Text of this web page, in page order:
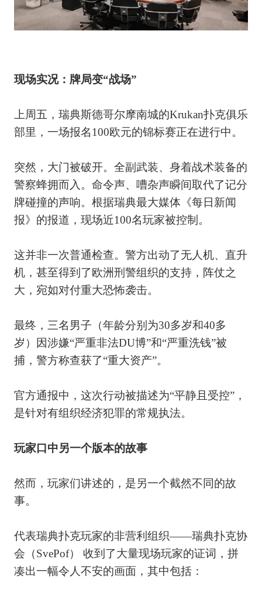
现场实况：牌局变“战场”
上周五，瑞典斯德哥尔摩南城的Krukan扑克俱乐
部里，一场报名100欧元的锦标赛正在进行中。
突然，大门被破开。全副武装、身着战术装备的
警察蜂拥而入。命令声、嘈杂声瞬间取代了记分
牌碰撞的声响。根据瑞典最大媒体《每日新闻
报》的报道，现场近100名玩家被控制。
这并非一次普通检查。警方出动了无人机、直升
机，甚至得到了欧洲刑警组织的支持，阵仗之
大，宛如对付重大恐怖袭击。
最终，三名男子（年龄分别为30多岁和40多
岁）因涉嫌“严重非法DU博”和“严重洗钱”被
捕，警方称查获了“重大资产”。
官方通报中，这次行动被描述为“平静且受控”，
是针对有组织经济犯罪的常规执法。
玩家口中另一个版本的故事
然而，玩家们讲述的，是另一个截然不同的故
事。
代表瑞典扑克玩家的非营利组织——瑞典扑克协
会（SvePof） 收到了大量现场玩家的证词，拼
凑出一幅令人不安的画面，其中包括：